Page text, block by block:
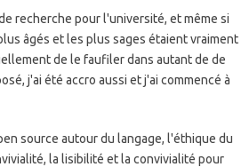
recherche pour l'université, et même si
âgés et les plus sages étaient vraiment
de le faufiler dans autant de de
j'ai été accro aussi et j'ai commencé à
source autour du langage, l'éthique du
la lisibilité et la convivialité pour